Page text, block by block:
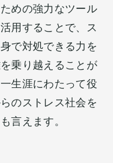
めの強力なツール
用することで、ス
で対処できる力を
乗り越えることが
生涯にわたって役
のストレス社会を
言えます。